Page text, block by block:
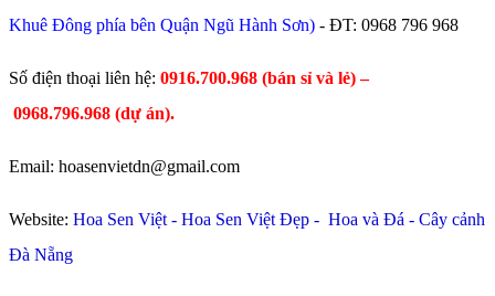
Khuê Đông phía bên Quận Ngũ Hành Sơn) - ĐT: 0968 796 968
​Số điện thoại liên hệ: 0916.700.968 (bán sỉ và lẻ) –
0968.796.968 (dự án).
Email: hoasenvietdn@gmail.com
Website: Hoa Sen Việt - Hoa Sen Việt Đẹp - Hoa và Đá - Cây cảnh
Đà Nẵng